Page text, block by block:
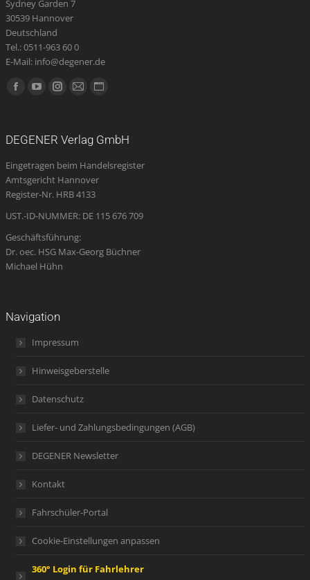
Sydney Garden 7
30539 Hannover
Deutschland
Tel.: 0511-963 60 0
E-Mail: info@degener.de
Finden Sie uns auf:
Facebook
new
window
YouTube
new
window
Instagram
new
window
E-
opens
in
new
Website
new
DEGENER Verlag GmbH
Eingetragen beim Handelsregister
Amtsgericht Hannover
Register-Nr. HRB 4133
UST.-ID-NUMMER: DE 115 676 709
Geschäftsführung:
Dr. oec. HSG Max-Georg Büchner
Michael Hühn
Navigation
Impressum
Hinweisgeberstelle
Datenschutz
Liefer- und Zahlungsbedingungen (AGB)
DEGENER Newsletter
Kontakt
Fahrschüler-Portal
Cookie-Einstellungen anpassen
360° Login für Fahrlehrer